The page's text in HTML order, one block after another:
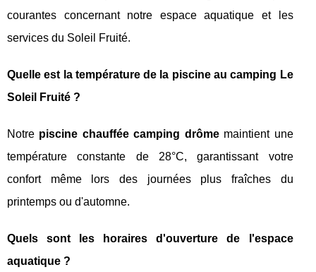
courantes concernant notre espace aquatique et les
services du Soleil Fruité.
Quelle est la température de la piscine au camping Le
Soleil Fruité ?
Notre piscine chauffée camping drômemaintient une
température constante de 28°C, garantissant votre
confort même lors des journées plus fraîches du
printemps ou d'automne.
Quels sont les horaires d'ouverture de l'espace
aquatique ?